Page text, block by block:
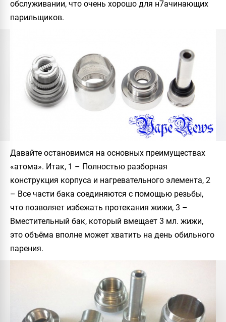
обслуживании, что очень хорошо для н7ачинающих
парильщиков.
Давайте остановимся на основных преимуществах
«атома». Итак, 1 – Полностью разборная
конструкция корпуса и нагревательного элемента, 2
– Все части бака соединяются с помощью резьбы,
что позволяет избежать протекания жижи, 3 –
Вместительный бак, который вмещает 3 мл. жижи,
это объёма вполне может хватить на день обильного
парения.